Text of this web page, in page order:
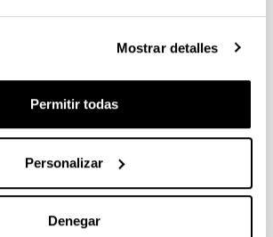
Mostrar detalles
Permitir todas
Personalizar
Denegar
de Doctorado